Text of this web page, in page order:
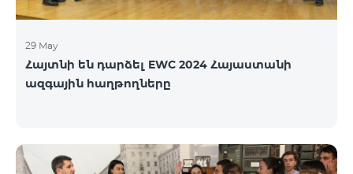
29 May
Հայտնի են դարձել EWC 2024 Հայաստանի
ազգային հաղթողները